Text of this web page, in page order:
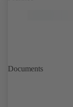
Documents